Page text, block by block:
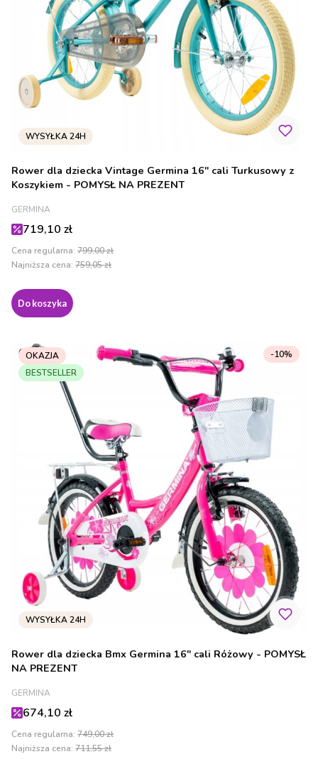
Rower dla dziecka Vintage Germina 16" cali Turkusowy z
Koszykiem - POMYSŁ NA PREZENT
PRODUCENT
GERMINA
Cena promocyjna
719,10 zł
Cena regularna: 799,00 zł
Najniższa cena: 759,05 zł
Do koszyka
OKAZJA
BESTSELLER
Rower dla dziecka Bmx Germina 16" cali Różowy - POMYSŁ
NA PREZENT
PRODUCENT
GERMINA
Cena promocyjna
674,10 zł
Cena regularna: 749,00 zł
-10%
Najniższa cena: 711,55 zł